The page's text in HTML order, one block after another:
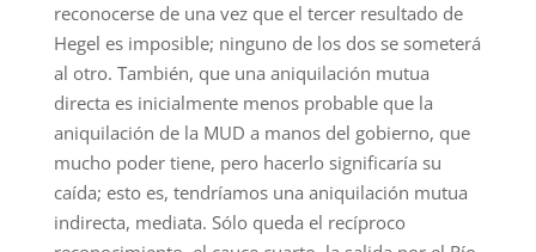
reconocerse de una vez que el tercer resultado de
Hegel es imposible; ninguno de los dos se someterá
al otro. También, que una aniquilación mutua
directa es inicialmente menos probable que la
aniquilación de la MUD a manos del gobierno, que
mucho poder tiene, pero hacerlo significaría su
caída; esto es, tendríamos una aniquilación mutua
indirecta, mediata. Sólo queda el recíproco